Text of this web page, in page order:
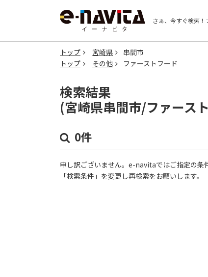
さぁ、今すぐ検索！
トップ 宮崎県
串間市
トップ
その他 ファーストフード
検索結果
(宮崎県串間市/ファース
0件
申し訳ございません。e-navitaではご指定の条
「検索条件」を変更し再検索をお願いします。